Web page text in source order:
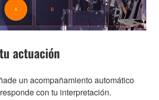
actuación
un acompañamiento automático
con tu interpretación.